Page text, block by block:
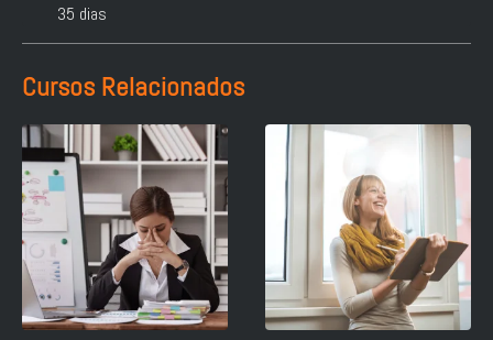
35 dias
Cursos Relacionados